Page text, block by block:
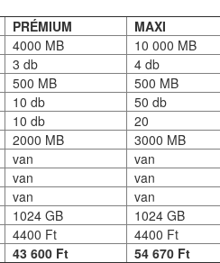
PRÉMIUM
MAXI
4000 MB
10 000 MB
3 db
4 db
500 MB
500 MB
10 db
50 db
10 db
20
2000 MB
3000 MB
van
van
van
van
van
van
1024 GB
1024 GB
4400 Ft
4400 Ft
43 600 Ft 54 670 Ft